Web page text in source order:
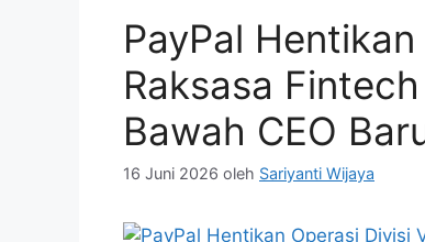
PayPal
Raksasa
Bawah CEO
16 Juni 2026 oleh Sariyanti Wijaya